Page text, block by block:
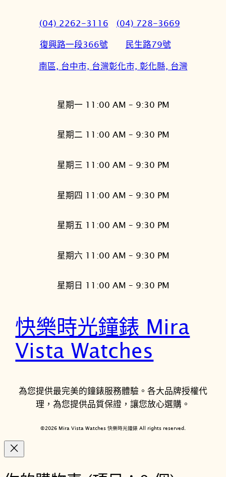
(04) 2262-3116
復興路一段366號
南區, 台中市, 台灣
(04) 728-3669
民生路79號
彰化市, 彰化縣, 台灣
星期一 11:00 AM – 9:30 PM
星期二 11:00 AM – 9:30 PM
星期三 11:00 AM – 9:30 PM
星期四 11:00 AM – 9:30 PM
星期五 11:00 AM – 9:30 PM
星期六 11:00 AM – 9:30 PM
星期日 11:00 AM – 9:30 PM
快樂時光鐘錶 Mira
Vista Watches
為您提供最完美的鐘錶服務體驗。各大品牌授權代
理，為您提供品質保證，讓您放心選購。
©2026 Mira Vista Watches 快樂時光鐘錶 All rights reserved.